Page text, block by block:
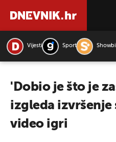
Vijesti Sport
'Dobio je što je
izgleda izvršenje
video igri
PRETRAŽITE VIJESTI